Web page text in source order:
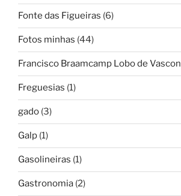
Fonte das Figueiras (6)
Fotos minhas (44)
Francisco Braamcamp Lobo de
Freguesias (1)
gado (3)
Galp (1)
Gasolineiras (1)
Gastronomia (2)